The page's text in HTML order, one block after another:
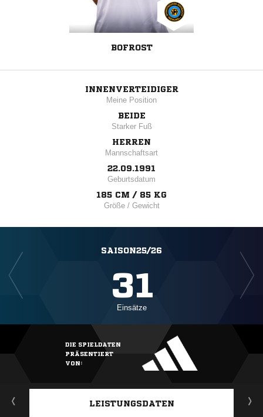
BOFROST
INNENVERTEIDIGER
Meine Position
BEIDE
Starker Fuß
HERREN
Mannschaftsart
22.09.1991
Geburtsdatum
185 CM / 85 KG
Größe / Gewicht
SAISON25/26
31
Einsätze
DIE SPIELDATEN
PRÄSENTIERT
VON:
LEISTUNGSDATEN